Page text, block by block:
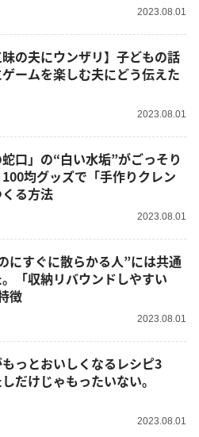
2023.08.01
昧の夫にウンザリ】子どもの話
ームを楽しむ夫にどう伝えた
2023.08.01
蛇口」の“白い水垢”がごっそり
均グッズで「手作りクレン
る方法
2023.08.01
にすぐに散らかる人”には共通
「収納リバウンドしやすい
徴
2023.08.01
もっとおいしくなるレシピ3
だけじゃもったいない。
2023.08.01